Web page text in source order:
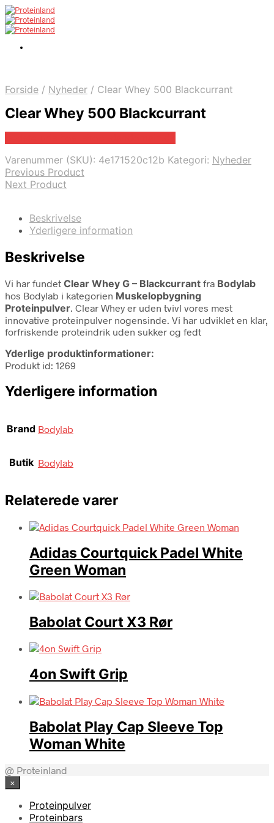
Forside / Nyheder / Clear Whey 500 Blackcurrant
Clear Whey 500 Blackcurrant
Varenummer (SKU): 4e171520c12b Kategori: Nyheder
Previous Product
Next Product
Beskrivelse
Yderligere information
Beskrivelse
Vi har fundet Clear Whey G – Blackcurrant fra Bodylab
hos Bodylab i kategorien Muskelopbygning
Proteinpulver. Clear Whey er uden tvivl vores mest
innovative proteinpulver nogensinde. Vi har udviklet en klar,
forfriskende proteindrik uden sukker og fedt
Yderlige produktinformationer:
Produkt id: 1269
Yderligere information
Brand Bodylab
Butik Bodylab
Relaterede varer
Adidas Courtquick Padel White
Green Woman
Babolat Court X3 Rør
4on Swift Grip
Babolat Play Cap Sleeve Top
Woman White
@ Proteinland
×
Proteinpulver
Proteinbars